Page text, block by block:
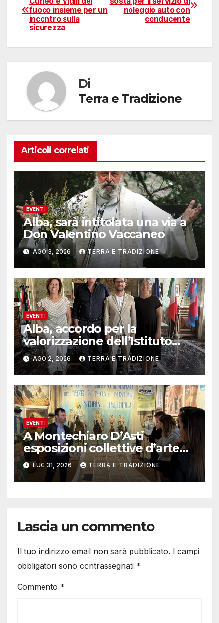
articoli
noleggio auto con
conducente
fuoco insieme per un
incontro sulla
sicurezza
Di
Terra e Tradizione
Articoli correlati
EVENTI
Alba, sarà intitolata una via a
Don Valentino Vaccaneo
AGO 3, 2026 TERRA E TRADIZIONE
EVENTI
Alba, accordo per la
valorizzazione dell’Istituto
musicale Rocca
AGO 2, 2026 TERRA E TRADIZIONE
EVENTI
A Montechiaro D’Asti
esposizioni collettive d’arte
contemporanea
LUG 31, 2026 TERRA E TRADIZIONE
Lascia un commento
Il tuo indirizzo email non sarà pubblicato. I campi
obbligatori sono contrassegnati *
Commento *